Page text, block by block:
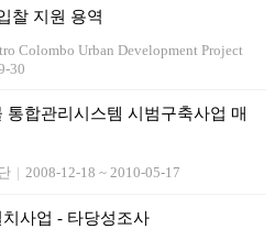
찰 지원 용역
Colombo Urban Development Project
30
합관리시스템 시범구축사업 매
| 2008-12-18 ~ 2010-05-17
사업 - 타당성조사